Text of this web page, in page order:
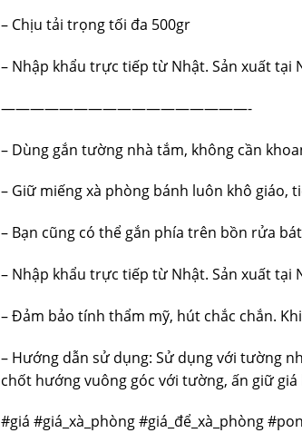
– Chịu tải trọng tối đa 500gr
– Nhập khẩu trực tiếp từ Nhật. Sản xuất tại
—————————————————-
– Dùng gắn tường nhà tắm, không cần
– Giữ miếng xà phòng bánh luôn khô giáo,
– Bạn cũng có thể gắn phía trên bồn rửa
– Nhập khẩu trực tiếp từ Nhật. Sản xuất tại
– Đảm bảo tính thẩm mỹ, hút chắc chắn.
– Hướng dẫn sử dụng: Sử dụng với tường
chốt hướng vuông góc với tường, ấn giữ
#giá #giá_xà_phòng #giá_để_xà_phòng